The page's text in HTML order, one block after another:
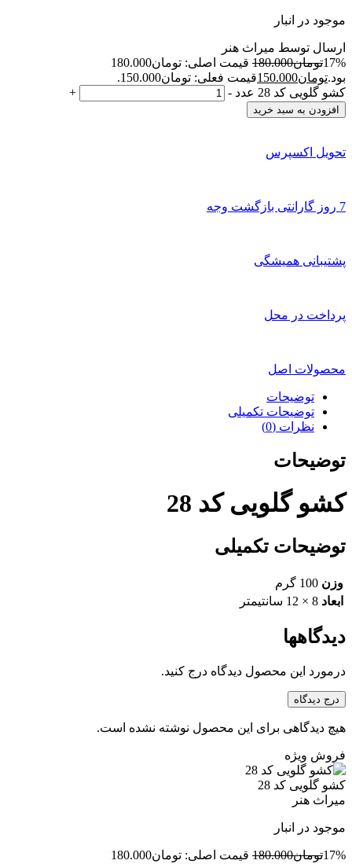
موجود در انبار
ارسال توسط میراث هنر
17%تومان180.000
قیمت اصلی: تومان180.000
بود.تومان150.000قیمت فعلی: تومان150.000.
کشو گلویی کد 28 عدد
-
+
افزودن به سبد خرید
تحویل اکسپرس
7 روز گارانتی بازگشت وجه
پشتیبانی همیشگی
پرداخت در محل
محصولات اصل
توضیحات
توضیحات تکمیلی
نظرات (0)
توضیحات
کشو گلویی کد 28
توضیحات تکمیلی
وزن 100 گرم
ابعاد 8 × 12 سانتیمتر
دیدگاهها
درمورد این محصول دیدگاه درج کنید.
درج دیدگاه
هیچ دیدگاهی برای این محصول نوشته نشده است.
فروش ویژه
کشو گلویی کد 28
میراث هنر
موجود در انبار
17%تومان180.000
قیمت اصلی: تومان180.000